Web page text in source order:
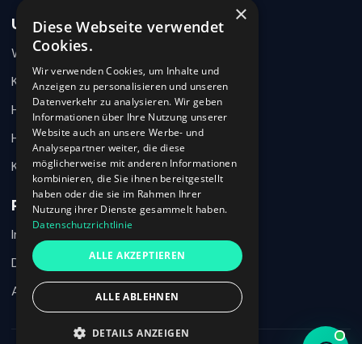
Unternehmen
Warum 360HR
Kontakt
Hilfecenter
HR-Wissen
Karriere
Rechtliches
Impressum
Datenschutz
AGB
Wie können wir helfen?
hier im Chat zurück.
Ich habe den Datenschutzhinweis verstanden und möchte meine
Nachricht an 360HR übermitteln.
×
Diese Webseite verwendet
Cookies.
Wir verwenden Cookies, um Inhalte und
Anzeigen zu personalisieren und unseren
Datenverkehr zu analysieren. Wir geben
Informationen über Ihre Nutzung unserer
Website auch an unsere Werbe- und
Analysepartner weiter, die diese
möglicherweise mit anderen Informationen
kombinieren, die Sie ihnen bereitgestellt
haben oder die sie im Rahmen Ihrer
Nutzung ihrer Dienste gesammelt haben.
Datenschutzrichtlinie
ALLE AKZEPTIEREN
ALLE ABLEHNEN
DETAILS ANZEIGEN